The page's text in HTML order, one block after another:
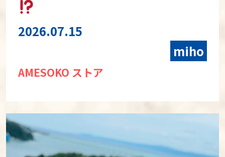
2026.07.15
miho
AMESOKO ストア